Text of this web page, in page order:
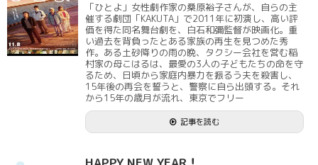
「ひとよ」女性劇作家の桑原裕子さんが、自らの主
催する劇団「KAKUTA」で2011年に初演し、高い評
価を得た同名舞台劇を、白石和彌監督が映画化。重
い過去を背負ったとある家族の再生を見つめた秀
作。ある土砂降りの雨の晩、タクシー会社を営む稲
村家の母こはるは、最愛の3人の子どもたちの命を守
るため、日頃から家庭内暴力を振るう夫を殺害し、
15年後の再会を誓うと、警察に自ら出頭する。それ
から15年の歳月が流れ、東京でフリー
記事を読む